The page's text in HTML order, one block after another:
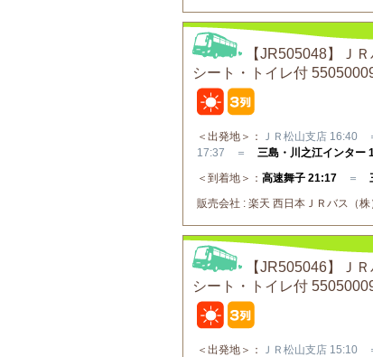
【JR505048】Ｊ
シート・トイレ付
＜出発地＞：
ＪＲ松山支店
17:37 ＝ 三島・川之江インター
＜到着地＞： 高速舞子 21:17 ＝
販売会社 : 楽天 西日本ＪＲバス（
【JR505046】Ｊ
シート・トイレ付
＜出発地＞：
ＪＲ松山支店